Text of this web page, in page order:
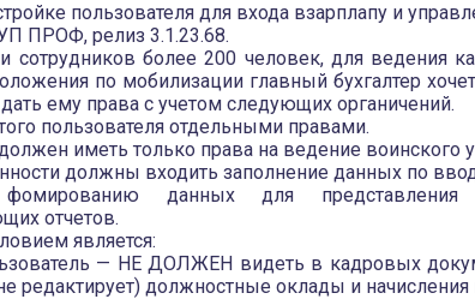
пользователя для входа взарплапу и
ПРОФ, релиз 3.1.23.68.
сотрудников более 200 человек, для ведения
по мобилизации главный бухгалтер
ему права с учетом следующих органичений.
пользователя отдельными правами.
иметь только права на ведение воинского
должны входить заполнение данных по
фомированию данных для
отчетов.
является:
— НЕ ДОЛЖЕН видеть в кадровых
редактирует) должностные оклады и начисления